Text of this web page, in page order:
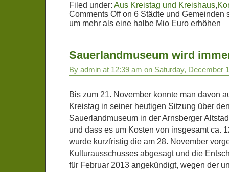
Filed under: Aus Kreistag und Kreishaus,
Comments Offon 6 Städte und Gemeinden
um mehr als eine halbe Mio Euro erhöhen
Sauerlandmuseum wird
By admin at 12:39 am on Saturday, December
Bis zum 21. November konnte man davon
Kreistag in seiner heutigen Sitzung über
Sauerlandmuseum in der Arnsberger
und dass es um Kosten von insgesamt ca.
wurde kurzfristig die am 28. November
Kulturausschusses abgesagt und die
für Februar 2013 angekündigt, wegen der